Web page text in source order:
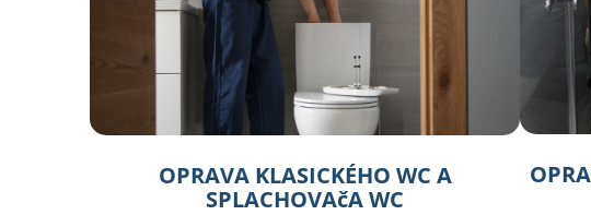
OPRAVA KLASICKÉHO WC A
SPLACHOVAčA WC